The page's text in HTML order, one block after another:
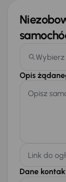
Opis
Opisz
Link do
Dane